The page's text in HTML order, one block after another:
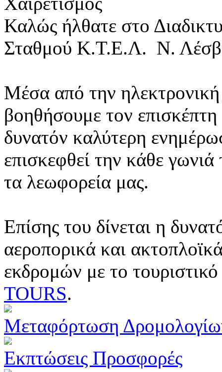
Καλώς ήλθατε στο
Σταθμού Κ.Τ.Ε.Λ. Ν.
Μέσα από την ηλεκτρονική
βοηθήσουμε τον
δυνατόν καλύτερη
επισκεφθεί την κάθε
τα λεωφορεία μας.
Επίσης του δίνεται η
αεροπορικά και
εκδρομών με το
TOURS.
Μεταφόρτωση
Εκπτώσεις Προσφορές